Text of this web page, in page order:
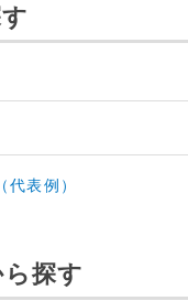
表例）
探す